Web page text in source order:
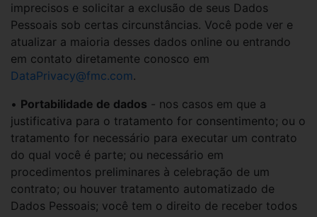
imprecisos e solicitar a exclusão de seus Dados
Pessoais sob certas circunstâncias. Você pode ver e
atualizar a maioria desses dados online ou entrando
em contato diretamente conosco em
DataPrivacy@fmc.com.
• Portabilidade de dados - nos casos em que a
justificativa para o tratamento for consentimento; ou o
tratamento for necessário para executar um contrato
do qual você é parte; ou necessário em
procedimentos preliminares à celebração de um
contrato; ou houver tratamento automatizado de
Dados Pessoais; você tem o direito de receber todos